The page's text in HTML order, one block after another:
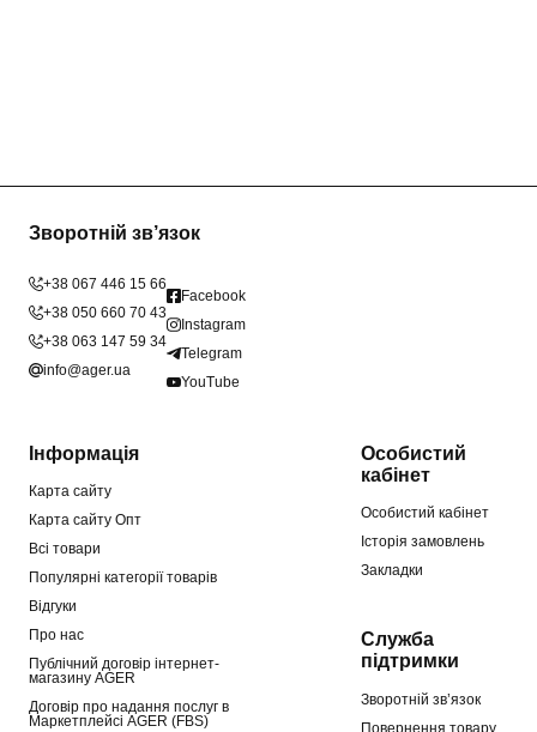
Зворотній зв’язок
+38 067 446 15 66
+38 050 660 70 43
+38 063 147 59 34
info@ager.ua
Facebook
Instagram
Telegram
YouTube
Інформація
Карта сайту
Карта сайту Опт
Всі товари
Популярні категорії товарів
Відгуки
Про нас
Публічний договір інтернет-
магазину AGER
Договір про надання послуг в
Маркетплейсі AGER (FBS)
Особистий
кабінет
Особистий кабінет
Історія замовлень
Закладки
Служба
підтримки
Зворотній зв’язок
Повернення товару